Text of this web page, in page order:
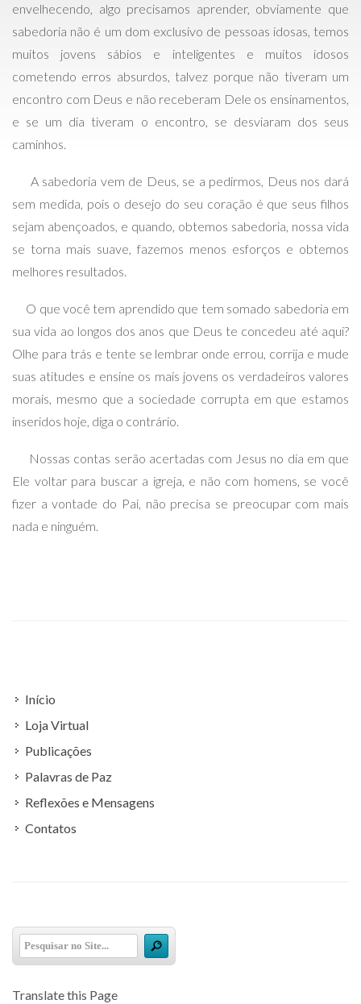
envelhecendo, algo precisamos aprender, obviamente que
sabedoria não é um dom exclusivo de pessoas idosas, temos
muitos jovens sábios e inteligentes e muitos idosos
cometendo erros absurdos, talvez porque não tiveram um
encontro com Deus e não receberam Dele os ensinamentos,
e se um dia tiveram o encontro, se desviaram dos seus
caminhos.
A sabedoria vem de Deus, se a pedirmos, Deus nos dará
sem medida, pois o desejo do seu coração é que seus filhos
sejam abençoados, e quando, obtemos sabedoria, nossa vida
se torna mais suave, fazemos menos esforços e obtemos
melhores resultados.
O que você tem aprendido que tem somado sabedoria em
sua vida ao longos dos anos que Deus te concedeu até aqui?
Olhe para trás e tente se lembrar onde errou, corrija e mude
suas atitudes e ensine os mais jovens os verdadeiros valores
morais, mesmo que a sociedade corrupta em que estamos
inseridos hoje, diga o contrário.
Nossas contas serão acertadas com Jesus no dia em que
Ele voltar para buscar a igreja, e não com homens, se você
fizer a vontade do Pai, não precisa se preocupar com mais
nada e ninguém.
Início
Loja Virtual
Publicações
Palavras de Paz
Reflexões e Mensagens
Contatos
Translate this Page